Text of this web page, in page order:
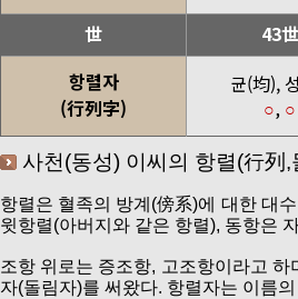
世
43世
항렬자
(行列字)
균(均),
○, ○
사천(동성) 이씨의 항렬(行列,
항렬은 혈족의 방계(傍系)에 대한 대
윗항렬(아버지와 같은 항렬), 동항은
조항 위로는 증조항, 고조항이라고
자(돌림자)를 써왔다. 항렬자는 이름